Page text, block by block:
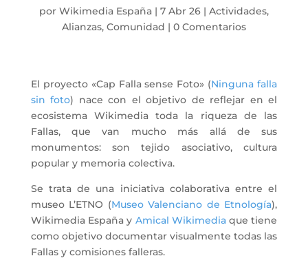
por Wikimedia España| 7 Abr 26| Actividades,
Alianzas, Comunidad | 0 Comentarios
El proyecto «Cap Falla sense Foto» (Ninguna falla
sin foto) nace con el objetivo de reflejar en el
ecosistema Wikimedia toda la riqueza de las
Fallas, que van mucho más allá de sus
monumentos: son tejido asociativo, cultura
popular y memoria colectiva.
Se trata de una iniciativa colaborativa entre el
museo L’ETNO (Museo Valenciano de Etnología),
Wikimedia España y Amical Wikimediaque tiene
como objetivo documentar visualmente todas las
Fallas y comisiones falleras.